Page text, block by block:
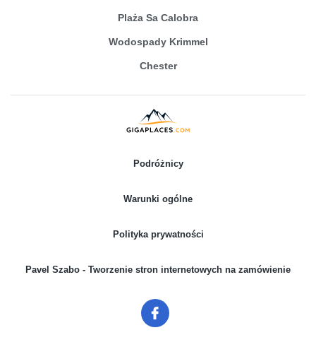
Plaża Sa Calobra
Wodospady Krimmel
Chester
Podróżnicy
Warunki ogólne
Polityka prywatności
Pavel Szabo - Tworzenie stron internetowych na zamówienie